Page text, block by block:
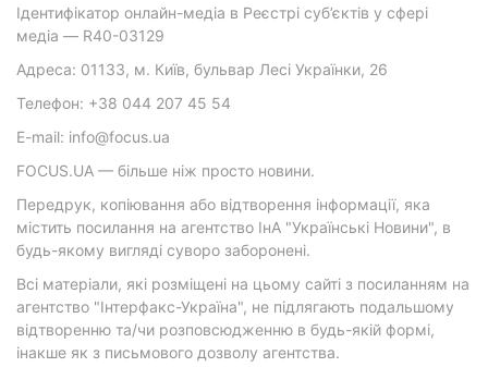
Ідентифікатор онлайн-медіа в Реєстрі суб’єктів у сфері
медіа — R40-03129
Адреса: 01133, м. Київ, бульвар Лесі Українки, 26
Телефон: +38 044 207 45 54
E-mail: info@focus.ua
FOCUS.UA — більше ніж просто новини.
Передрук, копіювання або відтворення інформації, яка
містить посилання на агентство ІнА "Українські Новини", в
будь-якому вигляді суворо заборонені.
Всі матеріали, які розміщені на цьому сайті з посиланням на
агентство "Інтерфакс-Україна", не підлягають подальшому
відтворенню та/чи розповсюдженню в будь-якій формі,
інакше як з письмового дозволу агентства.